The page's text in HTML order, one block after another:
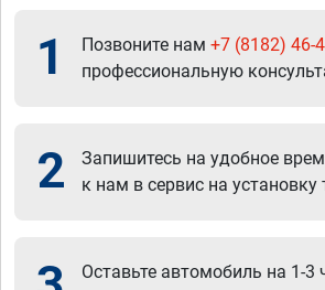
1 Позвоните нам +7 (8182) 46-
профессиональную
2
Запишитесь на удобное
к нам в сервис на установку
Оставьте автомобиль на 1-3